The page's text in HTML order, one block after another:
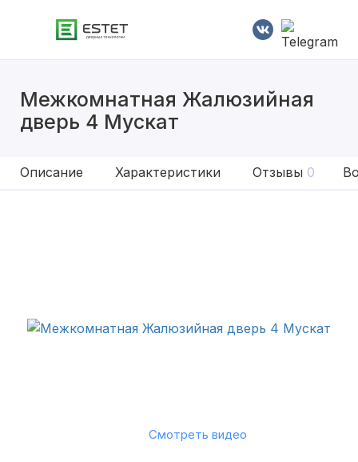
Межкомнатная Жалюзийная
дверь 4 Мускат
Описание Характеристики Отзывы 0
Смотреть видео